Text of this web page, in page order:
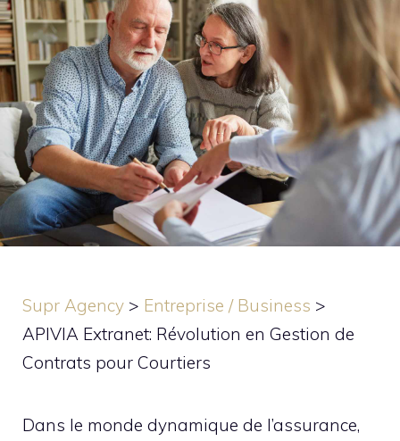
Supr Agency > Entreprise / Business >
APIVIA Extranet: Révolution en Gestion de
Contrats pour Courtiers
Dans le monde dynamique de l’assurance,